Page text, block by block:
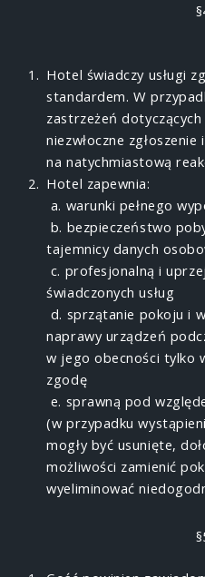
Hotel świadczy usługi
standardem. W
zastrzeżeń
niezwłoczne
na natychmiastową
Hotel zapewnia:
a. warunki pełnego
b. bezpieczeństwo
tajemnicy danych
c. profesjonalną i
świadczonych usług
d. sprzątanie pokoju i
naprawy urządzeń
w jego obecności tylko
zgodę
e. sprawną pod
(w przypadku
mogły być usunięte,
możliwości zamienić
wyeliminować